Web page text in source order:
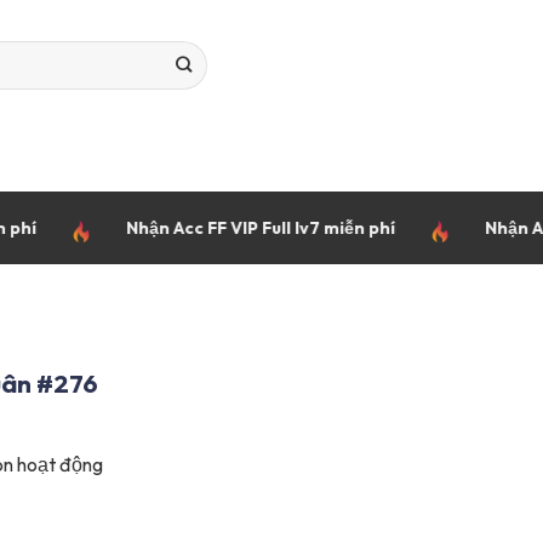
Nhận Acc FF VIP Full lv7 miễn phí Nhận Acc FF
#276
hoạt động